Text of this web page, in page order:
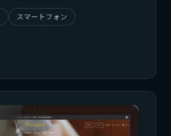
スマートフォン